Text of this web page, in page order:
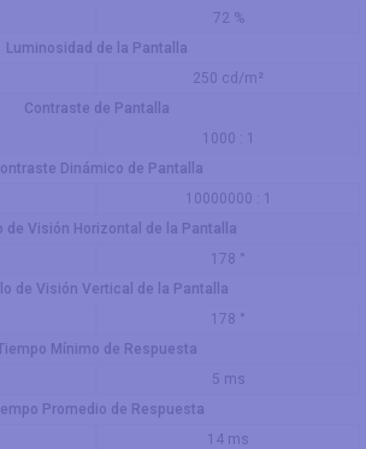
72 %
Luminosidad de la Pantalla
250 cd/m²
Contraste de Pantalla
1000 : 1
Dinámico de Pantalla
10000000 : 1
de Visión Horizontal de la Pantalla
178 °
de Visión Vertical de la Pantalla
178 °
Mínimo de Respuesta
5 ms
Promedio de Respuesta
14 ms